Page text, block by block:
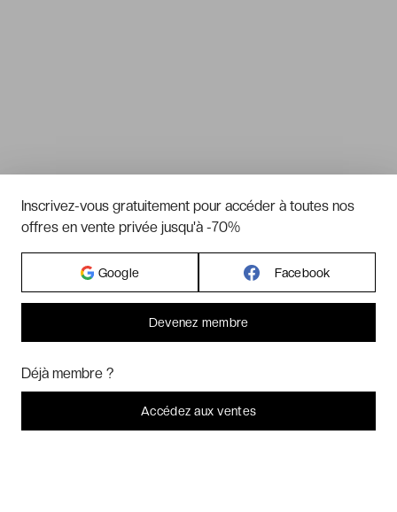
Inscrivez-vous gratuitement pour accéder à toutes nos
offres en vente privée jusqu'à -70%
Google Facebook
Devenez membre
Déjà membre ?
Accédez aux ventes
Marketing? Vous pouvez toujours modifier ou retirer votre
Je refuse C'est bon.